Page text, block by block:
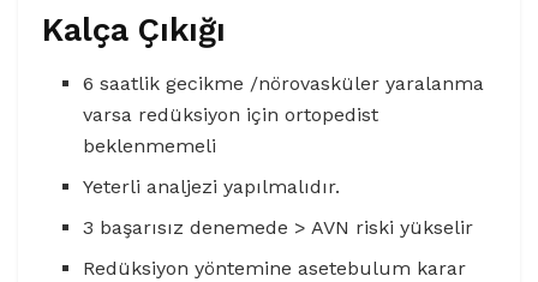
Kalça Çıkığı
6 saatlik gecikme /nörovasküler yaralanma
varsa redüksiyon için ortopedist
beklenmemeli
Yeterli analjezi yapılmalıdır.
3 başarısız denemede > AVN riski yükselir
Redüksiyon yöntemine asetebulum karar